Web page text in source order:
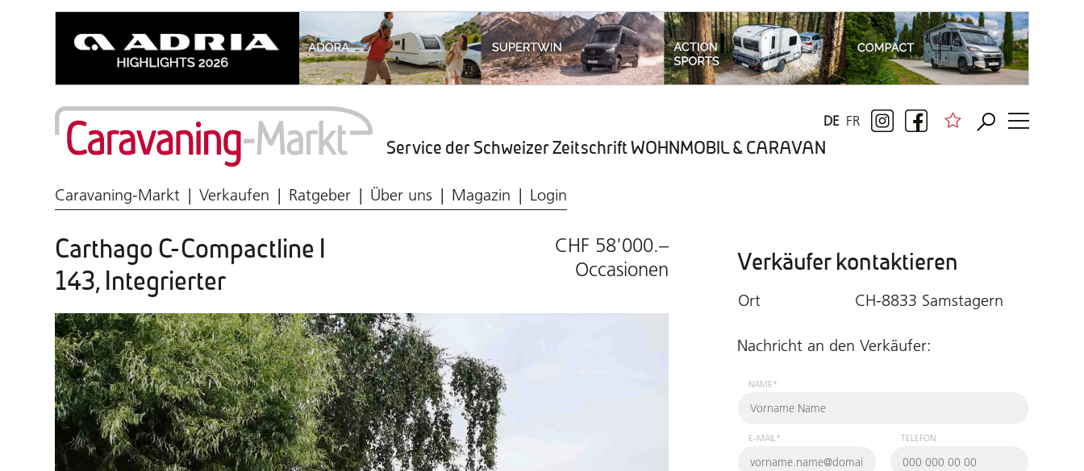
Service der Schweizer Zeitschrift WOHNMOBIL & CARAVAN
FR
DE
Caravaning-Markt Verkaufen Ratgeber Über uns Magazin Login
Carthago C-Compactline I
143, Integrierter
CHF 58'000.–
Occasionen
Verkäufer kontaktieren
Ort CH-8833 Samstagern
Nachricht an den Verkäufer:
NAME*
E-MAIL* TELEFON